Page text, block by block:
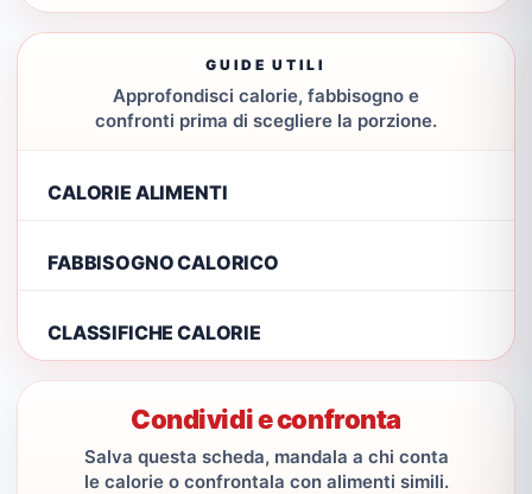
GUIDE UTILI
Approfondisci calorie, fabbisogno e
confronti prima di scegliere la porzione.
CALORIE ALIMENTI
FABBISOGNO CALORICO
CLASSIFICHE CALORIE
Condividi e confronta
Salva questa scheda, mandala a chi conta
le calorie o confrontala con alimenti simili.